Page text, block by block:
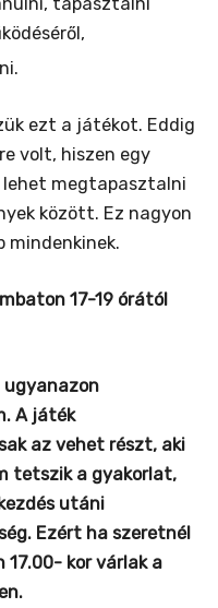
ezt a játékot. Eddig
volt, hiszen egy
lehet megtapasztalni
között. Ez nagyon
mindenkinek.
17-19 órától
ugyanazon
A játék
az vehet részt, aki
tetszik a gyakorlat,
utáni
Ezért ha szeretnél
17.00- kor várlak a